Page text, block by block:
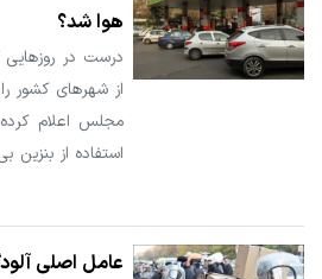
هوا شد؟
درست در
از شهرهای کشور
مجلس اعلام
استفاده از
عامل اصلی